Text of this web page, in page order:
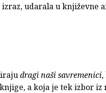
izraz, udarala u književne
dragi naši savremenici
a koja je tek izbor iz